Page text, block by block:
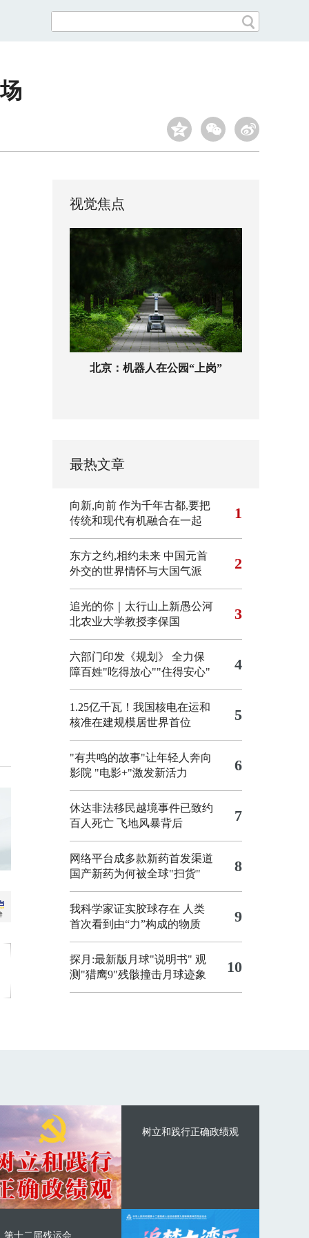
视觉焦点
北京：机器人在公园“上岗”
最热文章
向新,向前 作为千年古都,要把
传统和现代有机融合在一起
1
东方之约,相约未来 中国元首
外交的世界情怀与大国气派
2
追光的你｜太行山上新愚公河
北农业大学教授李保国
3
六部门印发《规划》 全力保
障百姓"吃得放心""住得安心"
4
1.25亿千瓦！我国核电在运和
核准在建规模居世界首位
5
"有共鸣的故事"让年轻人奔向
影院 "电影+"激发新活力 6
休达非法移民越境事件已致约
百人死亡 飞地风暴背后 7
网络平台成多款新药首发渠道
国产新药为何被全球"扫货"
8
我科学家证实胶球存在 人类
首次看到由“力”构成的物质
9
探月:最新版月球"说明书" 观
测"猎鹰9"残骸撞击月球迹象
10
树立和践行正确政绩观
第十二届残运会